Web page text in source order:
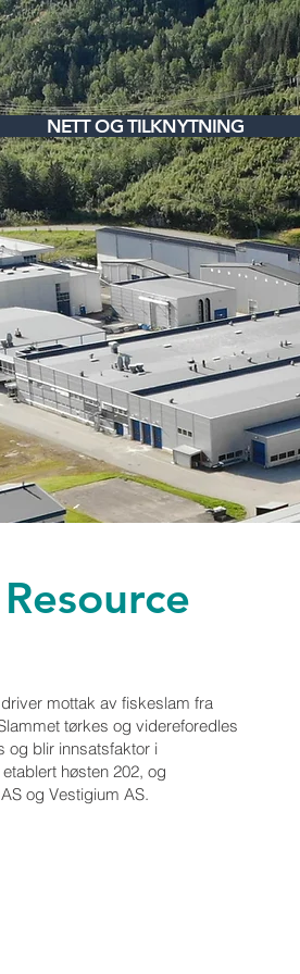
NETT OG TILKNYTNING
mottak av fiskeslam fra
tørkes og videreforedles
og blir innsatsfaktor i
høsten 202, og
og Vestigium AS.